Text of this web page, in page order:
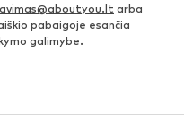
arba
pabaigoje esančia
galimybe.